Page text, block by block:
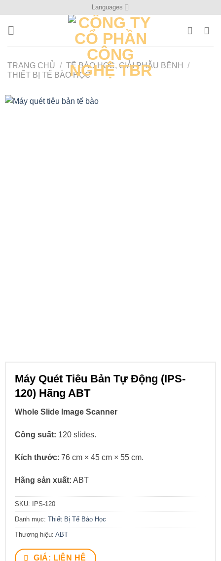
Languages
TRANG CHỦ / TẾ BÀO HỌC, GIẢI PHẪU BỆNH
/
THIẾT BỊ TẾ BÀO HỌC
Máy Quét Tiêu Bản Tự Động (IPS-
120) Hãng ABT
Whole Slide Image Scanner
Công suất: 120 slides.
Kích thước: 76 cm × 45 cm × 55 cm.
Hãng sản xuất: ABT
SKU: IPS-120
Danh mục: Thiết Bị Tế Bào Học
Thương hiệu: ABT
GIÁ: LIÊN HỆ